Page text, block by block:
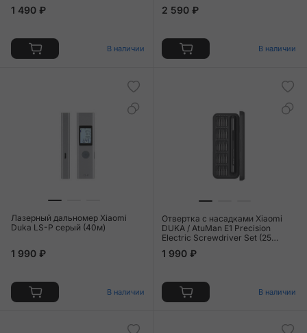
1 490 ₽
В наличии
2 590 ₽
В наличии
Лазерный дальномер Xiaomi
Duka LS-P серый (40м)
1 990 ₽
В наличии
Отвертка с насадками Xiaomi
DUKA / AtuMan E1 Precision
Electric Screwdriver Set (25
1 990 ₽
В наличии